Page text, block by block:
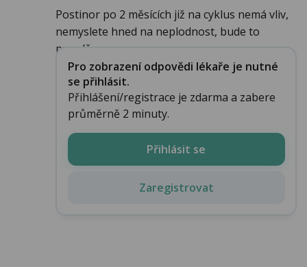
Postinor po 2 měsících již na cyklus nemá vliv,
nemyslete hned na neplodnost, bude to
pravděpo...
Pro zobrazení odpovědi lékaře je nutné
se přihlásit.
Přihlášení/registrace je zdarma a zabere
průměrně 2 minuty.
Přihlásit se
Zaregistrovat